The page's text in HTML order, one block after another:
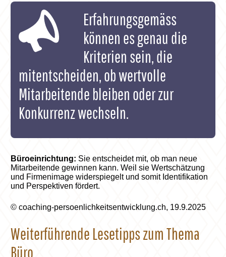
Erfahrungsgemäss
können es genau die
Kriterien sein, die
mitentscheiden, ob wertvolle
Mitarbeitende bleiben oder zur
Konkurrenz wechseln.
Büroeinrichtung: Sie entscheidet mit, ob man neue
Mitarbeitende gewinnen kann. Weil sie Wertschätzung
und Firmenimage widerspiegelt und somit Identifikation
und Perspektiven fördert.
© coaching-persoenlichkeitsentwicklung.ch, 19.9.2025
Weiterführende Lesetipps zum Thema
Büro